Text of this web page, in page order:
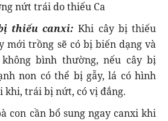
nứt trái do thiếu Ca
thiếu canxi: Khi cây bị thiếu
mới trồng sẽ có bị biến dạng và
bình thường, nếu cây bị
non có thể bị gẫy, lá có hình
khi, trái bị nứt, có vị đắng.
con cần bổ sung ngay canxi khi